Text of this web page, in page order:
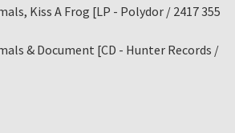
Kiss A Frog [LP - Polydor / 2417 355
& Document [CD - Hunter Records /